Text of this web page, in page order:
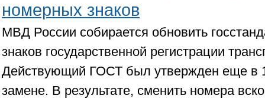
номерных знаков
МВД России собирается обновить
знаков государственной регистрации
Действующий ГОСТ был утвержден еще в
замене. В результате, сменить номера